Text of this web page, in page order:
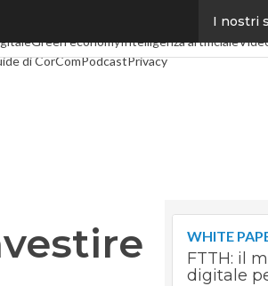
I nostri
Industria 4.0
Green economyIntelligenza artificiale
di CorComPodcastPrivacy
WHITE
FTTH: il
digitale